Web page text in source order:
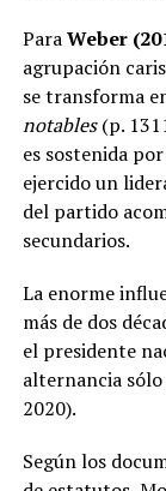
ParaWeber
agrupación
se transforma
notables(p.
es sostenida
ejercido un
del partido
secundarios.
La enorme
más de dos
el presidente
alternancia
2020).
Según los